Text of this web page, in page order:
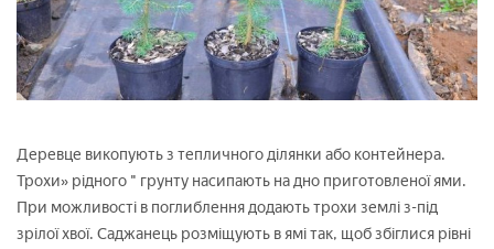
Деревце викопують з тепличного ділянки або контейнера.
Трохи» рідного " грунту насипають на дно приготовленої ями.
При можливості в поглиблення додають трохи землі з-під
зрілої хвої. Саджанець розміщують в ямі так, щоб збіглися рівні